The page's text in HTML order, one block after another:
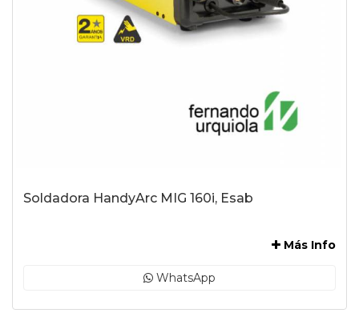
Soldadora HandyArc MIG 160i, Esab
Más Info
WhatsApp